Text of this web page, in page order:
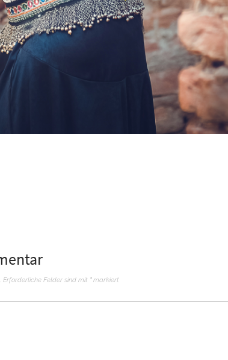
Erforderliche Felder sind mit *markiert